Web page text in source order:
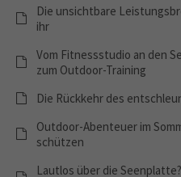
Die unsichtbare
ihr
Vom Fitnessstudio an den
zum Outdoor-Training
Die Rückkehr des
Outdoor-Abenteuer im
schützen
Lautlos über die